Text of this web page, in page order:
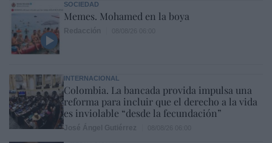
SOCIEDAD
Memes. Mohamed en la boya
INTERNACIONAL
Colombia. La bancada provida impulsa una
reforma para incluir que el derecho a la vida
es inviolable “desde la fecundación”